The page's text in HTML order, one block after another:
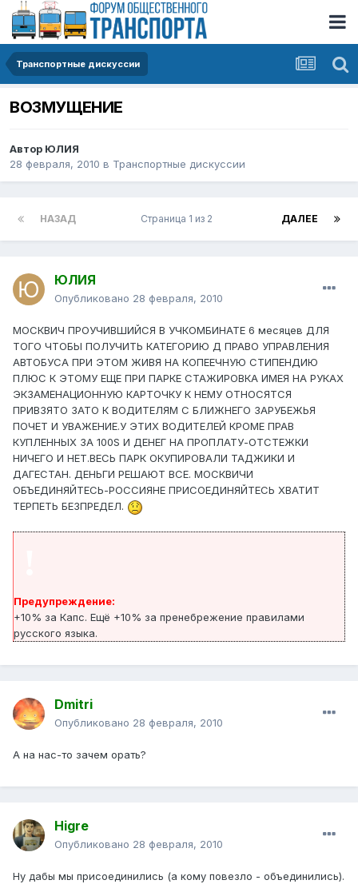
Транспортные дискуссии
ВОЗМУЩЕНИЕ
Автор ЮЛИЯ
28 февраля, 2010 в Транспортные дискуссии
НАЗАД ДАЛЕЕ
Страница 1 из 2
ЮЛИЯ
Опубликовано 28 февраля, 2010
МОСКВИЧ ПРОУЧИВШИЙСЯ В УЧКОМБИНАТЕ 6 месяцев ДЛЯ
ТОГО ЧТОБЫ ПОЛУЧИТЬ КАТЕГОРИЮ Д ПРАВО УПРАВЛЕНИЯ
АВТОБУСА ПРИ ЭТОМ ЖИВЯ НА КОПЕЕЧНУЮ СТИПЕНДИЮ
ПЛЮС К ЭТОМУ ЕЩЕ ПРИ ПАРКЕ СТАЖИРОВКА ИМЕЯ НА РУКАХ
ЭКЗАМЕНАЦИОННУЮ КАРТОЧКУ К НЕМУ ОТНОСЯТСЯ
ПРИВЗЯТО ЗАТО К ВОДИТЕЛЯМ С БЛИЖНЕГО ЗАРУБЕЖЬЯ
ПОЧЕТ И УВАЖЕНИЕ.У ЭТИХ ВОДИТЕЛЕЙ КРОМЕ ПРАВ
КУПЛЕННЫХ ЗА 100S И ДЕНЕГ НА ПРОПЛАТУ-ОТСТЕЖКИ
НИЧЕГО И НЕТ.ВЕСЬ ПАРК ОКУПИРОВАЛИ ТАДЖИКИ И
ДАГЕСТАН. ДЕНЬГИ РЕШАЮТ ВСЕ. МОСКВИЧИ
ОБЪЕДИНЯЙТЕСЬ-РОССИЯНЕ ПРИСОЕДИНЯЙТЕСЬ ХВАТИТ
ТЕРПЕТЬ БЕЗПРЕДЕЛ.
Предупреждение:
+10% за Капс. Ещё +10% за пренебрежение правилами
русского языка.
Dmitri
Опубликовано 28 февраля, 2010
А на нас-то зачем орать?
Higre
Опубликовано 28 февраля, 2010
Ну дабы мы присоединились (а кому повезло - объединились).